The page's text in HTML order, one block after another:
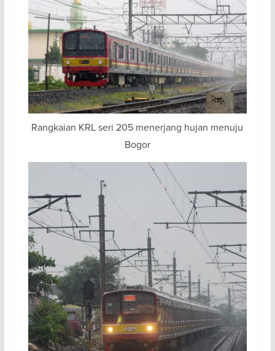
Rangkaian KRL seri 205 menerjang hujan menuju
Bogor